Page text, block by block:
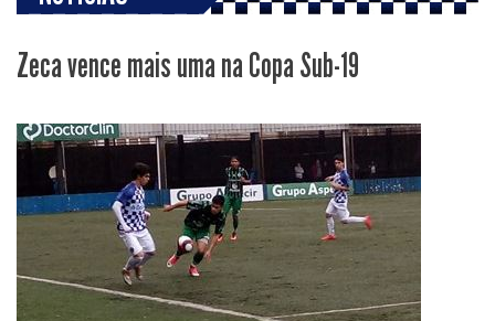
Zeca vence mais uma na Copa Sub-19